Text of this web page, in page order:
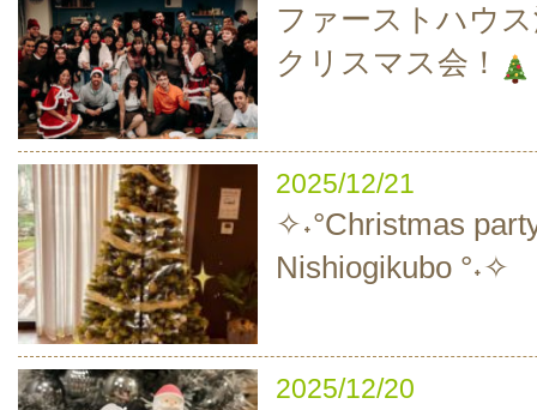
ファーストハウ
クリスマス会！
2025/12/21
✧˖°Christmas
Nishiogikubo °˖✧
2025/12/20